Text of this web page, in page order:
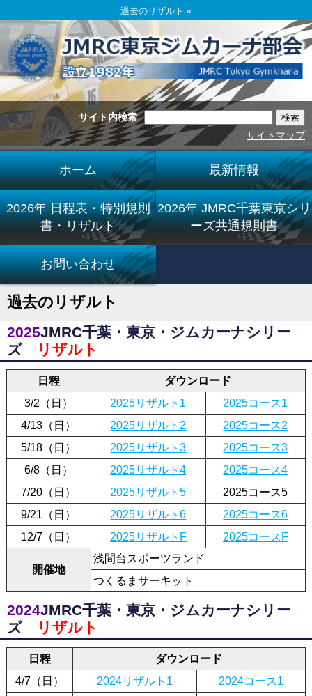
過去のリザルト «
サイト内検索
サイトマップ
ホーム 最新情報
2026年 日程表・特別規則
書・リザルト
2026年 JMRC千葉東京シリ
ーズ共通規則書
お問い合わせ
過去のリザルト
2025JMRC千葉・東京・ジムカーナシリー
ズ
リザルト
日程
ダウンロード
3/2（日）
2025リザルト1
2025コース1
4/13（日）
2025リザルト2
2025コース2
5/18（日）
2025リザルト3
2025コース3
6/8（日）
2025リザルト4
2025コース4
7/20（日）
2025リザルト5
2025コース5
9/21（日）
2025リザルト6
2025コース6
12/7（日）
2025リザルトF 2025コースF
開催地
浅間台スポーツランド
つくるまサーキット
2024JMRC千葉・東京・ジムカーナシリー
ズ
リザルト
日程
ダウンロード
4/7（日）
2024リザルト1
2024コース1